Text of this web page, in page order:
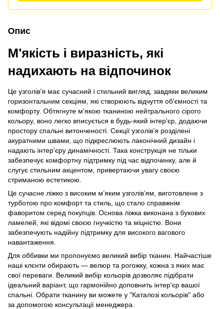
Опис
М'якість і виразність, які
надихають на відпочинок
Це узголів'я має сучасний і стильний вигляд, завдяки великим
горизонтальним секціям, які створюють відчуття об'ємності та
комфорту. Обтягнуте м'якою тканиною нейтрального сірого
кольору, воно легко вписується в будь-який інтер'єр, додаючи
простору спальні витонченості. Секції узголів'я розділені
акуратними швами, що підкреслюють лаконічний дизайн і
надають інтер'єру динамічності. Така конструкція не тільки
забезпечує комфортну підтримку під час відпочинку, але й
слугує стильним акцентом, привертаючи увагу своєю
стриманою естетикою.
Це сучасне ліжко з високим м’яким узголів’ям, виготовлене з
турботою про комфорт та стиль, що стало справжнім
фаворитом серед покупців. Основа ліжка виконана з букових
ламелей, які відомі своєю гнучкістю та міцністю. Вони
забезпечують надійну підтримку для високого вагового
навантаження.
Для оббивки ми пропонуємо великий вибір тканин. Найчастіше
наші клєнти обирають — велюр та рогожку, кожна з яких має
свої переваги. Великий вибір кольорів дозволяє підібрати
ідеальний варіант, що гармонійно доповнить інтер'єр вашої
спальні. Обрати тканину ви можете у "Каталозі кольорів" або
за допомогою консультації менеджера.